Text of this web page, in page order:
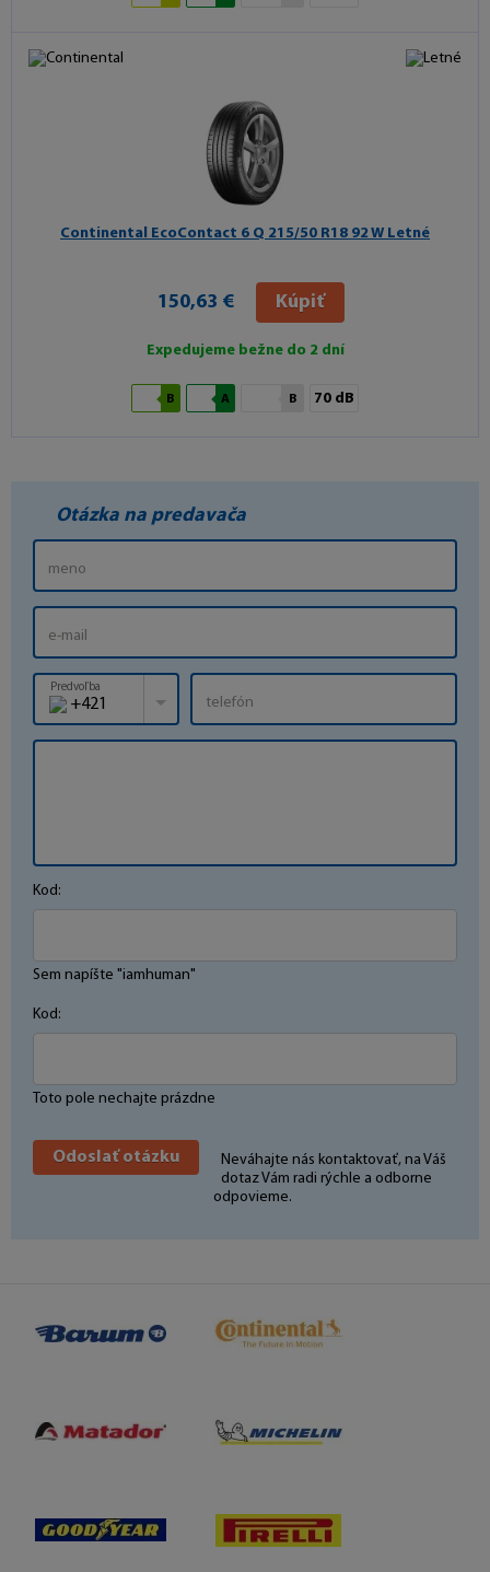
Continental EcoContact 6 Q 215/50 R18 92 W Letné
150,63 € Kúpiť
Expedujeme bežne do 2 dní
B A B 70 dB
Otázka na predavača
Predvoľba
+421
Kod:
Sem napíšte "iamhuman"
Kod:
Toto pole nechajte prázdne
Neváhajte nás kontaktovať, na Váš
dotaz Vám radi rýchle a odborne
odpovieme.